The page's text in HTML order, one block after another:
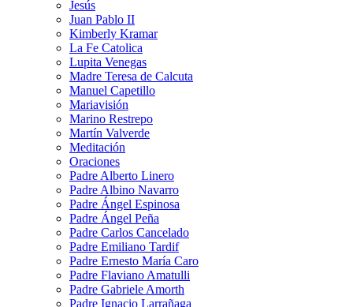
Jesús
Juan Pablo II
Kimberly Kramar
La Fe Catolica
Lupita Venegas
Madre Teresa de Calcuta
Manuel Capetillo
Mariavisión
Marino Restrepo
Martín Valverde
Meditación
Oraciones
Padre Alberto Linero
Padre Albino Navarro
Padre Ángel Espinosa
Padre Ángel Peña
Padre Carlos Cancelado
Padre Emiliano Tardif
Padre Ernesto María Caro
Padre Flaviano Amatulli
Padre Gabriele Amorth
Padre Ignacio Larrañaga